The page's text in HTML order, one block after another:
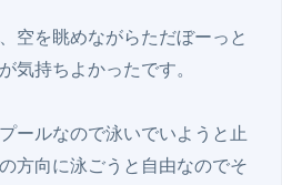
空を眺めながらただぼーっと
気持ちよかったです。
ールなので泳いでいようと止
方向に泳ごうと自由なのでそ